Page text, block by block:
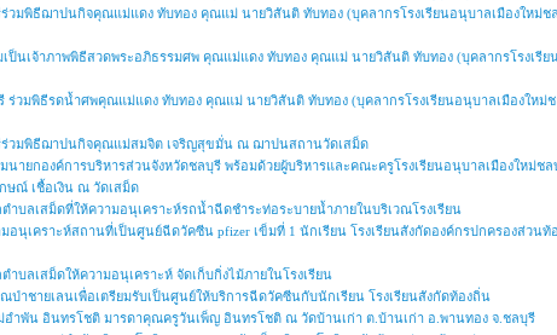
ร่วมพิธีฌาปนกิจคุณแม่แดง ทับทอง คุณแม่ นายวิสันติ ทับทอง (บุคลากรโรงเรียนอนุบาลเมืองให
เป็นเจ้าภาพพิธีสวดพระอภิธรรมศพ คุณแม่แดง ทับทอง คุณแม่ นายวิสันติ ทับทอง (บุคลากรโรงเรีย
ร่วมพิธีรดน้ำศพคุณแม่แดง ทับทอง คุณแม่ นายวิสันติ ทับทอง (บุคลากรโรงเรียนอนุบาลเมืองใหม่
ร่วมพิธีฌาปนกิจคุณแม่สมจิต เจริญสุขมั่น ณ ฌาปนสถานวัดเสม็ด
ายกองค์การบริหารส่วนจังหวัดชลบุรี พร้อมด้วยผู้บริหารและคณะครูโรงเรียนอนุบาลเมืองใหม่ชล
ณ์ เชื้อเงิน ณ วัดเสม็ด
บลเสม็ดที่ให้ความอนุเคราะห์รถน้ำฉีดชำระท่อระบายน้ำภายในบริเวณโรงเรียน
อนุเคราะห์สถานที่เป็นศูนย์ฉีดวัคซีน pfizer เข็มที่ 1 นักเรียน โรงเรียนสังกัดองค์กรปกครองส่วน
ลเสม็ดให้ความอนุเคราะห์ จัดเก็บกิ่งไม้ภายในโรงเรียน
าชายเลนเพื่อเตรียมรับเป็นศูนย์ให้บริการฉีดวัคซีนกับนักเรียน โรงเรียนสังกัดท้องถิ่น
ำพัน อินทรโชติ มารดาคุณครูวันเพ็ญ อินทรโชติ ณ วัดบ้านเก่า ต.บ้านเก่า อ.พานทอง จ.ชลบุรี